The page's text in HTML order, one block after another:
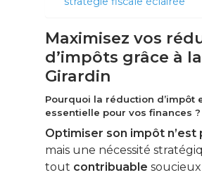
Maximisez vos
d’impôts grâce à
Girardin
Pourquoi la réduction d’impôt
essentielle pour vos finances ?
Optimiser son impôt n’est
mais une nécessité
tout contribuable